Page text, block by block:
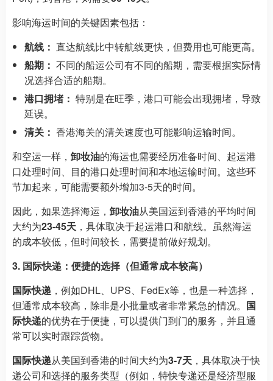
影响海运时间的关键因素包括：
航线： 直达航线比中转航线更快，但费用也可能更高。
船期： 不同的船运公司有不同的船期，需要根据实际情
况选择合适的船期。
港口拥堵： 特别是在旺季，港口可能会出现拥堵，导致
延误。
清关： 香港海关的清关速度也可能影响运输时间。
和空运一样， 卸妆油的海运也需要经历准备时间、起运港
口处理时间、目的港口处理时间和本地运输时间。这些环
节加起来，可能需要额外增加3-5天的时间。
因此，如果选择海运， 卸妆油从美国运到香港的平均时间
大约为23-45天 ，具体取决于起运港口和航线。虽然海运
的成本较低，但时间较长，需要提前做好规划。
3. 国际快递：便捷的选择（但通常成本较高）
国际快递 ，例如DHL、UPS、FedEx等，也是一种选择，
但通常成本较高，除非是小批量或者非常紧急的情况。 国
际快递的优势在于便捷，可以提供门到门的服务，并且通
常可以实时跟踪货物。
国际快递从美国到香港的时间大约为3-7天 ，具体取决于快
递公司和选择的服务类型（例如，特快专递还是经济型服